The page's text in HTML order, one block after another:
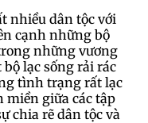
nhiều dân tộc với
cạnh những bộ
những vương
lạc sống rải rác
tình trạng rất lạc
miền giữa các tập
chia rẽ dân tộc và